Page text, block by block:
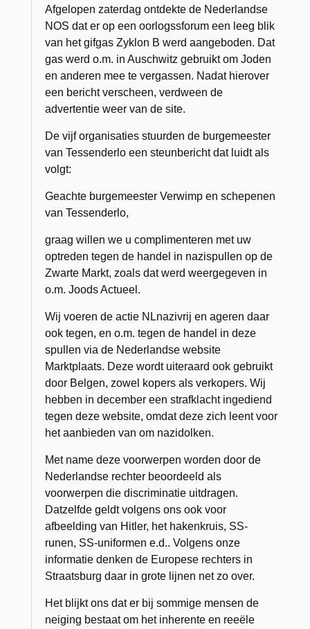
Afgelopen zaterdag ontdekte de Nederlandse
NOS dat er op een oorlogssforum een leeg blik
van het gifgas Zyklon B werd aangeboden. Dat
gas werd o.m. in Auschwitz gebruikt om Joden
en anderen mee te vergassen. Nadat hierover
een bericht verscheen, verdween de
advertentie weer van de site.
De vijf organisaties stuurden de burgemeester
van Tessenderlo een steunbericht dat luidt als
volgt:
Geachte burgemeester Verwimp en schepenen
van Tessenderlo,
graag willen we u complimenteren met uw
optreden tegen de handel in nazispullen op de
Zwarte Markt, zoals dat werd weergegeven in
o.m. Joods Actueel.
Wij voeren de actie NLnazivrij en ageren daar
ook tegen, en o.m. tegen de handel in deze
spullen via de Nederlandse website
Marktplaats. Deze wordt uiteraard ook gebruikt
door Belgen, zowel kopers als verkopers. Wij
hebben in december een strafklacht ingediend
tegen deze website, omdat deze zich leent voor
het aanbieden van om nazidolken.
Met name deze voorwerpen worden door de
Nederlandse rechter beoordeeld als
voorwerpen die discriminatie uitdragen.
Datzelfde geldt volgens ons ook voor
afbeelding van Hitler, het hakenkruis, SS-
runen, SS-uniformen e.d.. Volgens onze
informatie denken de Europese rechters in
Straatsburg daar in grote lijnen net zo over.
Het blijkt ons dat er bij sommige mensen de
neiging bestaat om het inherente en reeële